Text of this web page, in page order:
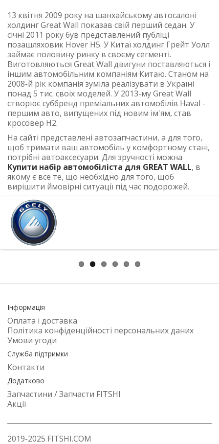
13 квітня 2009 року на шанхайському автосалоні
холдинг Great Wall показав свій перший седан. У
січні 2011 року був представлений публіці
позашляховик Hover H5. У Китаї холдинг Грейт Уолл
займає половину ринку в своєму сегменті.
Виготовляються Great Wall двигуни поставляються і
іншим автомобільним компаніям Китаю. Станом на
2008-й рік компанія зуміла реалізувати в Україні
понад 5 тис. cвоїх моделей. У 2013-му Great Wall
створює суббренд преміальних автомобілів Haval -
першим авто, випущених під новим ім'ям, став
кросовер H2.
На сайті представлені автозапчастини, а для того,
щоб тримати ваш автомобіль у комфортному стані,
потрібні автоаксесуари. Для зручності можна
Купити набір автомобіліста для GREAT WALL, в
якому є все те, що необхідно для того, щоб
вирішити ймовірні ситуації під час подорожей.
Інформація
Оплата і доставка
Політика конфіденційності персональних даних
Умови угоди
Служба підтримки
Контакти
Додатково
Запчастини / Запчасти FITSHI
Акції
2019-2025 FITSHI.COM